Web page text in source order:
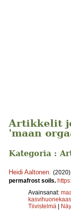
Artikkelit
'maan
Kategoria :
Heidi Aaltonen (2020).
permafrost soils.
Avainsanat:
Tiivistelmä |